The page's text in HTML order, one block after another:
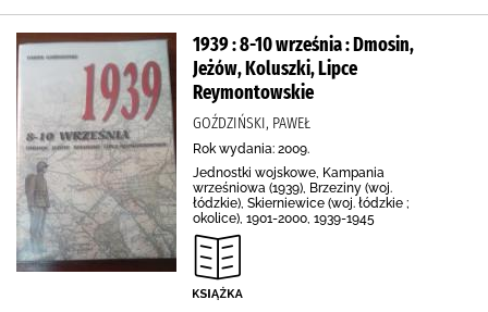
1939 : 8-10 września : Dmosin,
Jeżów, Koluszki, Lipce
Reymontowskie
GOŹDZIŃSKI, PAWEŁ
Rok wydania: 2009.
Jednostki wojskowe, Kampania
wrześniowa (1939), Brzeziny (woj.
łódzkie), Skierniewice (woj. łódzkie ;
okolice), 1901-2000, 1939-1945